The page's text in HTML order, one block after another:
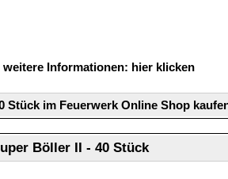
Informationen: hier klicken
Stück im Feuerwerk Online Shop
Böller II - 40 Stück